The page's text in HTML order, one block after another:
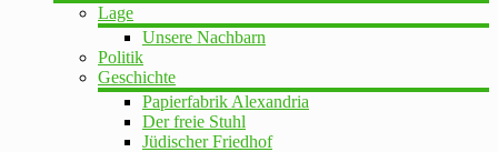
Lage
Unsere Nachbarn
Politik
Geschichte
Papierfabrik Alexandria
Der freie Stuhl
Jüdischer Friedhof